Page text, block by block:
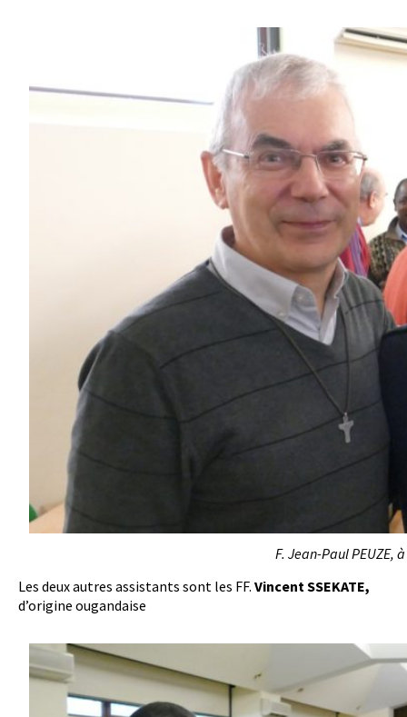
F. Jean-Paul PEUZE,
Les deux autres assistants sont les FF. Vincent SSEKATE,
d’origine ougandaise